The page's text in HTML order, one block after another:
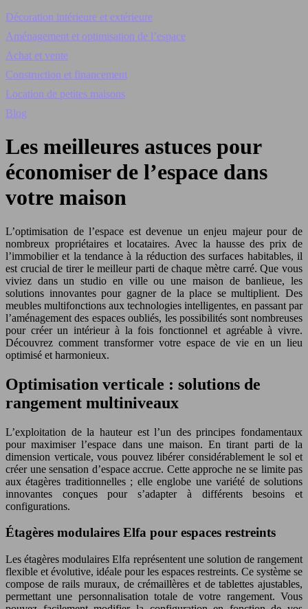
Décoration intérieure et extérieure
Aménagement et optimisation de l’espace
Achat et vente
Construction et financement
Location de petites maisons
Blog
Les meilleures astuces pour
économiser de l’espace dans
votre maison
L’optimisation de l’espace est devenue un enjeu majeur pour de
nombreux propriétaires et locataires. Avec la hausse des prix de
l’immobilier et la tendance à la réduction des surfaces habitables, il
est crucial de tirer le meilleur parti de chaque mètre carré. Que vous
viviez dans un studio en ville ou une maison de banlieue, les
solutions innovantes pour gagner de la place se multiplient. Des
meubles multifonctions aux technologies intelligentes, en passant par
l’aménagement des espaces oubliés, les possibilités sont nombreuses
pour créer un intérieur à la fois fonctionnel et agréable à vivre.
Découvrez comment transformer votre espace de vie en un lieu
optimisé et harmonieux.
Optimisation verticale : solutions de
rangement multiniveaux
L’exploitation de la hauteur est l’un des principes fondamentaux
pour maximiser l’espace dans une maison. En tirant parti de la
dimension verticale, vous pouvez libérer considérablement le sol et
créer une sensation d’espace accrue. Cette approche ne se limite pas
aux étagères traditionnelles ; elle englobe une variété de solutions
innovantes conçues pour s’adapter à différents besoins et
configurations.
Étagères modulaires Elfa pour espaces restreints
Les étagères modulaires Elfa représentent une solution de rangement
flexible et évolutive, idéale pour les espaces restreints. Ce système se
compose de rails muraux, de crémaillères et de tablettes ajustables,
permettant une personnalisation totale de votre rangement. Vous